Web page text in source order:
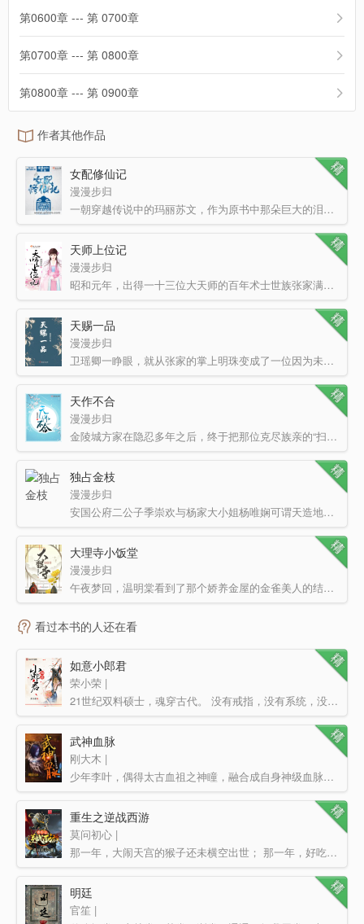
第0600章 --- 第 0700章
第0700章 --- 第 0800章
第0800章 --- 第 0900章
作者其他作品
女配修仙记
漫漫步归
一朝穿越传说中的玛丽苏文，作为原书中那朵巨大的泪苞圣母花，连葭葭表示压力巨大！
天师上位记
漫漫步归
昭和元年，出得一十三位大天师的百年术士世族张家满门被灭； 昭和元年，集万千宠爱于一身的青阳县主杖…
天赐一品
漫漫步归
卫瑶卿一睁眼，就从张家的掌上明珠变成了一位因为未婚夫太过出色而被嫌弃的平凡少女……
天作不合
漫漫步归
金陵城方家在隐忍多年之后，终于把那位克尽族亲的“扫把星”赶去了道观，顿时奔走相告、举族欢庆。 **…
独占金枝
漫漫步归
安国公府二公子季崇欢与杨家大小姐杨唯娴可谓天造地设的一对才子佳人，长安第一胖的姜四小姐却无自知之明，…
大理寺小饭堂
漫漫步归
午夜梦回，温明棠看到了那个娇养金屋的金雀美人的结局； 梦醒之后，换了个芯子的温明棠决定换条接地气的…
看过本书的人还在看
如意小郎君
荣小荣 |
21世纪双料硕士，魂穿古代。 没有戒指，没有系统，没有白胡子老爷爷，连关于这个世界的记忆都没有………
武神血脉
刚大木 |
少年李叶，偶得太古血祖之神瞳，融合成自身神级血脉，从此鲤鱼跃龙门，彗星般崛起！修武道巅峰，踏上成神之…
重生之逆战西游
莫问初心 |
那一年，大闹天宫的猴子还未横空出世； 那一年，好吃懒做的八戒还是天蓬元帅； 还是那一年，一个重生…
明廷
官笙 |